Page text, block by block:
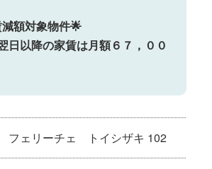
額対象物件🌟
日以降の家賃は月額６７，００
フェリーチェ トイシザキ 102